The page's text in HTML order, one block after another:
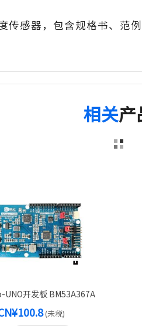
传感器，包含规格书、范例
相关产
UNO开发板 BM53A367A
(未税)